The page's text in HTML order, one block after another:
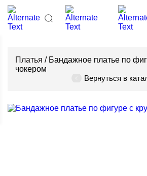
Платья / Бандажное платье по
чокером
Вернуться в